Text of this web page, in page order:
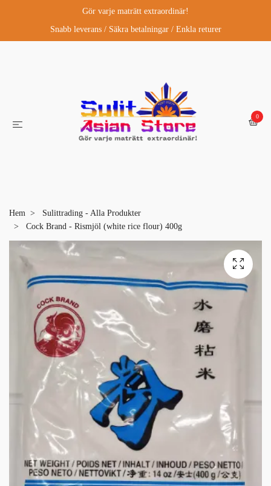
Gör varje maträtt extraordinär!
Snabb leverans / Säkra betalningar / Enkla returer
0
Hem
Sulittrading - Alla Produkter
Cock Brand - Rismjöl (white rice flour) 400g